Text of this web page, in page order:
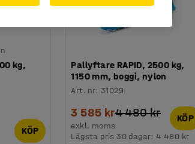
kg,
KÖP
Pallyftare RAPID, 2500 kg,
1150 mm, boggi, nylon
Art. nr:31029
3 585 kr4 480 kr
exkl. moms
KÖP
Lägsta pris 30 dagar: 4 480 kr